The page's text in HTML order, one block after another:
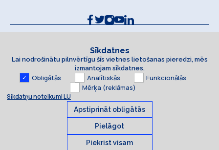
Kontakti un rekvizīti
Piekļūstamības paziņojums
Sīkdatnes
Lai nodrošinātu pilnvērtīgu šīs vietnes lietošanas pieredzi, mēs
izmantojam sīkdatnes.
Obligātās Analītiskās
Funkcionālās
Mērķa (reklāmas)
Sīkdatņu noteikumi LU
Apstiprināt obligātās
Pielāgot
Piekrist visam